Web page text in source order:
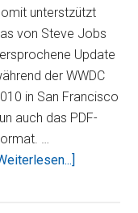
unterstzützt
von Steve Jobs
Update
der WWDC
in San Francisco
auch das PDF-
…